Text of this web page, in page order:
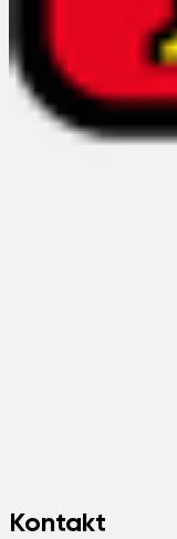
Kontakt